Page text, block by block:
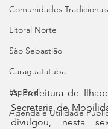
Comunidades Tradicionais
Litoral Norte
São Sebastião
Caraguatatuba
Especial
Agenda e Utilidade
A Prefeitura de
Secretaria de
divulgou, nesta